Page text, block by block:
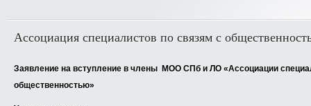
Ассоциация специалистов по связям с
Заявление на вступление в члены МОО СПб и ЛО «Ассоциации
общественностью»